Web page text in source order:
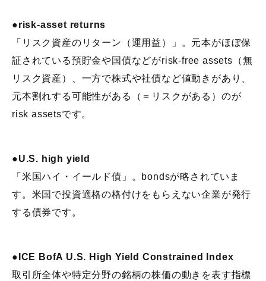
●risk-asset returns
「リスク資産のリターン（運用益）」。元本がほぼ保
証されている預貯金や国債などがrisk-free assets（無
リスク資産）、一方で株式や社債など値動きがあり、
元本割れする可能性がある（＝リスクがある）のが
risk assetsです。
●U.S. high yield
「米国ハイ・イールド債」。bondsが略されていま
す。米国で投資適格の格付けをもらえない企業が発行
する債券です。
●ICE BofA U.S. High Yield Constrained Index
取引所全体や特定分野の銘柄の株価の動きを表す指標